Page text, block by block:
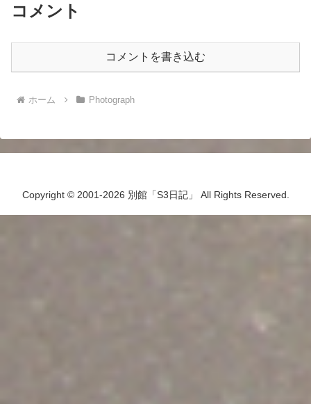
コメント
コメントを書き込む
ホーム Photograph
Copyright © 2001-2026 別館「S3日記」 All Rights Reserved.